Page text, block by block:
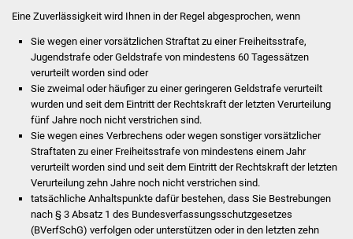
Kolping-Musikschule
Volkshochschule
Soziale Einrichtungen
Kirchen
Lokale Agenda
Jugendhaus
Fachteam Jugend
Eine Zuverlässigkeit wird Ihnen in der Regel abgesprochen, wenn
Sie wegen einer vorsätzlichen Straftat zu einer Freiheitsstrafe,
Jugendstrafe oder Geldstrafe von mindestens 60 Tagessätzen
verurteilt worden sind oder
Sie zweimal oder häufiger zu einer geringeren Geldstrafe verurteilt
wurden und seit dem Eintritt der Rechtskraft der letzten Verurteilung
fünf Jahre noch nicht verstrichen sind.
Sie wegen eines Verbrechens oder wegen sonstiger vorsätzlicher
Straftaten zu einer Freiheitsstrafe von mindestens einem Jahr
verurteilt worden sind und seit dem Eintritt der Rechtskraft der letzten
Verurteilung zehn Jahre noch nicht verstrichen sind.
tatsächliche Anhaltspunkte dafür bestehen, dass Sie Bestrebungen
nach § 3 Absatz 1 des Bundesverfassungsschutzgesetzes
(BVerfSchG) verfolgen oder unterstützen oder in den letzten zehn